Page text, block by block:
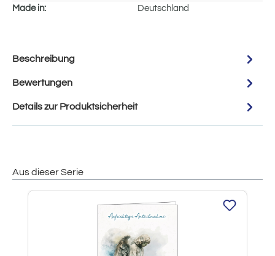
Made in:
Deutschland
Beschreibung
Bewertungen
Details zur Produktsicherheit
Aus dieser Serie
Produktgalerie überspringen